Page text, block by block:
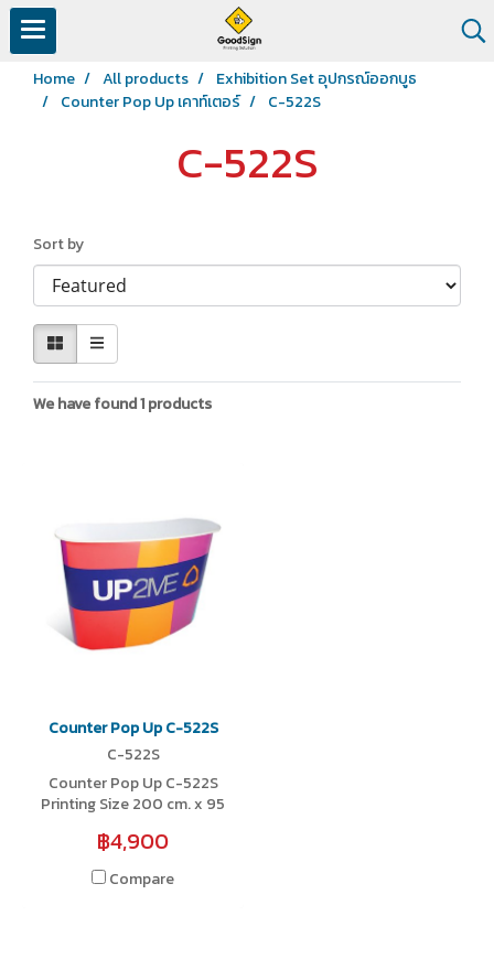
Home All products
Exhibition Set อุปกรณ์ออกบูธ
Counter Pop Up เคาท์เตอร์
C-522S
C-522S
Sort by
We have found 1 products
Counter Pop Up C-522S
C-522S
Counter Pop Up C-522S
Printing Size 200 cm. x 95
฿4,900
Compare